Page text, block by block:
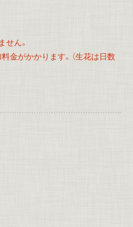
せん。
金がかかります。（生花は日数